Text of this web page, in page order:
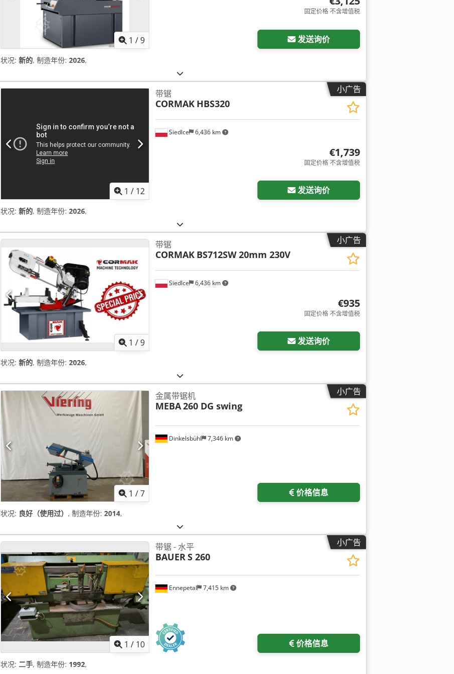
1 /9
固定价格 不含增值税
发送询价
状况: 新的, 制造年份: 2026,
小广告
1 / 12
Siedlce 6,436 km
带锯
CORMAK HBS320
€1,739
固定价格 不含增值税
发送询价
状况: 新的, 制造年份: 2026,
小广告
1 /9
Siedlce 6,436 km
带锯
CORMAK BS712SW 20mm 230V
€935
固定价格 不含增值税
发送询价
状况: 新的, 制造年份: 2026,
小广告
1 /7
Dinkelsbühl 7,346 km
金属带锯机
MEBA260 DG swing
价格信息
状况: 良好（使用过） , 制造年份: 2014,
小广告
1 / 10
Ennepetal 7,415 km
带锯 - 水平
BAUER S 260
价格信息
状况: 二手, 制造年份: 1992,